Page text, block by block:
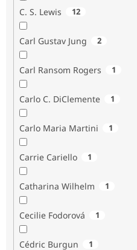
C. S. Lewis 12
Carl Gustav Jung 2
Carl Ransom Rogers 1
Carlo C. DiClemente 1
Carlo Maria Martini 1
Carrie Cariello 1
Catharina Wilhelm 1
Cecilie Fodorová 1
Cédric Burgun 1